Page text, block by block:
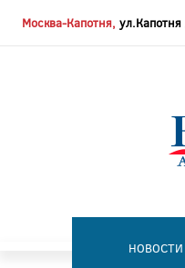
Москва-Капотня,
НОВОСТИ